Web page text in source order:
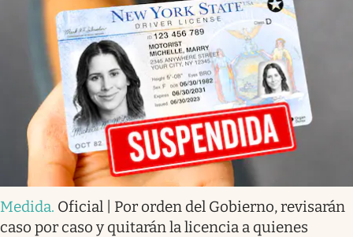
Medida. Oficial | Por orden del Gobierno, revisarán
caso por caso y quitarán la licencia a quienes